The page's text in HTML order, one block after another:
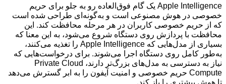
Apple Intelligence یک گام فوق‌العاده رو به جلو برای حریم
خصوصی در هوش مصنوعی است و به‌گونه‌ای طراحی شده است
که از حریم خصوصی کاربران در هر مرحله محافظت کند. این
محافظت با پردازش روی دستگاه شروع می‌شود، به این معنا که
بسیاری از مدل‌هایی که Apple Intelligence را تغذیه می‌کنند،
به‌طور کامل روی دستگاه اجرا می‌شوند. برای درخواست‌هایی که
نیاز به دسترسی به مدل‌های بزرگ‌تر دارند، Private Cloud
Compute حریم خصوصی و امنیت آیفون را به ابر گسترش می‌دهد
تا هوش بیشتری را باز کند.